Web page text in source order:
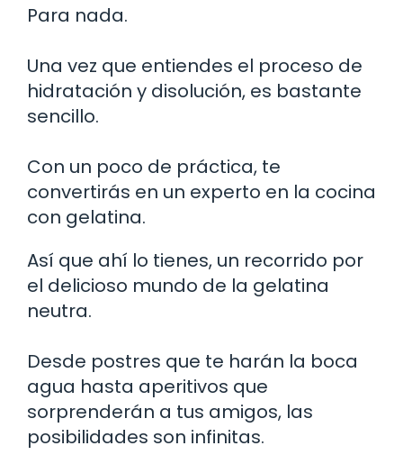
Para nada.
Una vez que entiendes el proceso de
hidratación y disolución, es bastante
sencillo.
Con un poco de práctica, te
convertirás en un experto en la cocina
con gelatina.
Así que ahí lo tienes, un recorrido por
el delicioso mundo de la gelatina
neutra.
Desde postres que te harán la boca
agua hasta aperitivos que
sorprenderán a tus amigos, las
posibilidades son infinitas.